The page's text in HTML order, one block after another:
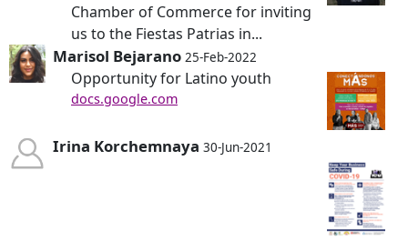
Chamber of Commerce for inviting
us to the Fiestas Patrias in...
Marisol Bejarano 25-Feb-2022
Opportunity for Latino youth
docs.google.com
Irina Korchemnaya 30-Jun-2021